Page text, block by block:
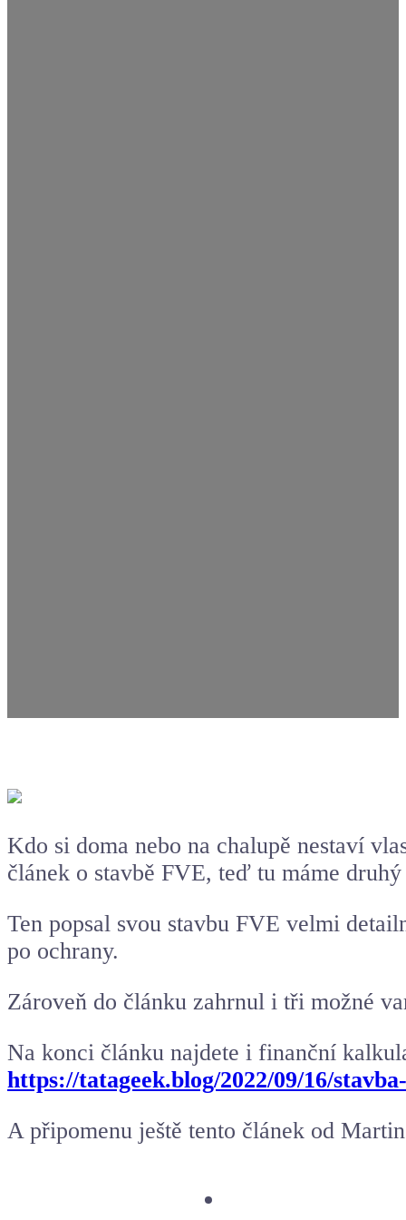
Kdo si doma nebo na chalupě nestaví
článek o stavbě FVE, teď tu máme
Ten popsal svou stavbu FVE velmi
po ochrany.
Zároveň do článku zahrnul i tři možné
Na konci článku najdete i finanční
https://tatageek.blog/2022/09/16/
A připomenu ještě tento článek od